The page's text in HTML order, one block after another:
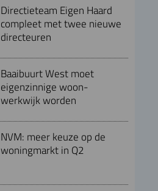
Directieteam Eigen Haard
compleet met twee nieuwe
directeuren
Baaibuurt West moet
eigenzinnige woon-
werkwijk worden
NVM: meer keuze op de
woningmarkt in Q2